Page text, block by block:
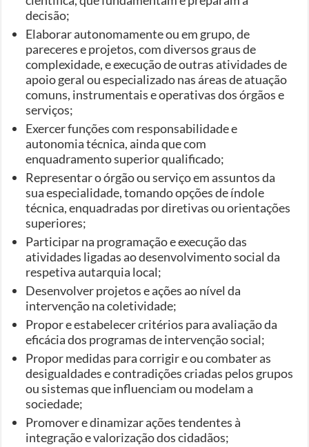
decisão;
Elaborar autonomamente ou em grupo, de
pareceres e projetos, com diversos graus de
complexidade, e execução de outras atividades de
apoio geral ou especializado nas áreas de atuação
comuns, instrumentais e operativas dos órgãos e
serviços;
Exercer funções com responsabilidade e
autonomia técnica, ainda que com
enquadramento superior qualificado;
Representar o órgão ou serviço em assuntos da
sua especialidade, tomando opções de índole
técnica, enquadradas por diretivas ou orientações
superiores;
Participar na programação e execução das
atividades ligadas ao desenvolvimento social da
respetiva autarquia local;
Desenvolver projetos e ações ao nível da
intervenção na coletividade;
Propor e estabelecer critérios para avaliação da
eficácia dos programas de intervenção social;
Propor medidas para corrigir e ou combater as
desigualdades e contradições criadas pelos grupos
ou sistemas que influenciam ou modelam a
sociedade;
Promover e dinamizar ações tendentes à
integração e valorização dos cidadãos;